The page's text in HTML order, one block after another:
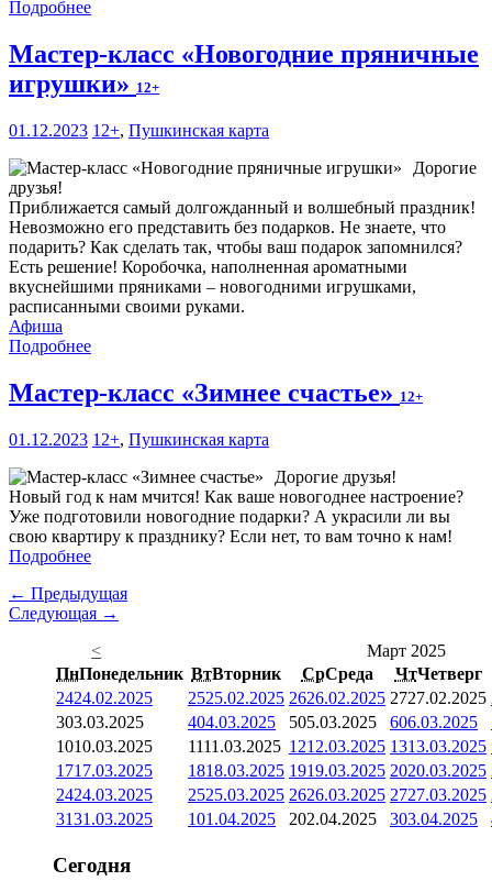
Подробнее
Мастер-класс «Новогодние пряничные
игрушки» 12+
01.12.2023 12+, Пушкинская карта
Дорогие
друзья!
Приближается самый долгожданный и волшебный праздник!
Невозможно его представить без подарков. Не знаете, что
подарить? Как сделать так, чтобы ваш подарок запомнился?
Есть решение! Коробочка, наполненная ароматными
вкуснейшими пряниками – новогодними игрушками,
расписанными своими руками.
Афиша
Подробнее
Мастер-класс «Зимнее счастье» 12+
01.12.2023 12+, Пушкинская карта
Дорогие друзья!
Новый год к нам мчится! Как ваше новогоднее настроение?
Уже подготовили новогодние подарки? А украсили ли вы
свою квартиру к празднику? Если нет, то вам точно к нам!
Подробнее
← Предыдущая
Следующая →
<
Март 2025
ПнПонедельник ВтВторник СрСреда ЧтЧетверг
2424.02.2025 2525.02.2025 2626.02.2025 2727.02.2025
303.03.2025 404.03.2025 505.03.2025 606.03.2025
1010.03.2025 1111.03.2025 1212.03.2025 1313.03.2025
1717.03.2025 1818.03.2025 1919.03.2025 2020.03.2025
2424.03.2025 2525.03.2025 2626.03.2025 2727.03.2025
3131.03.2025 101.04.2025 202.04.2025 303.04.2025
Сегодня